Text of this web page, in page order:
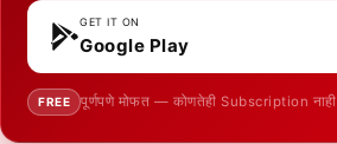
GET IT ON
Google Play
FREE पूर्णपणे मोफत — कोणतेही Subscription नाही